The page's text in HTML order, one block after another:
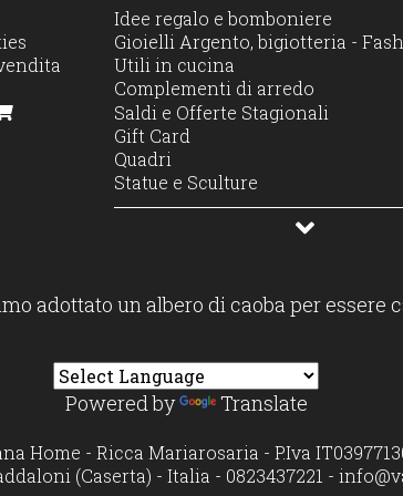
Idee regalo e bomboniere
Gioielli Argento, bigiotteria -
Utili in cucina
Complementi di arredo
Decorazione e Stile
Illuminazione e profumo
Accessori casa
Moda casa
Saldi e Offerte Stagionali
Gift Card
Quadri
Statue e Sculture
Profumatori diffusori e candele
adottato un albero di caoba per essere
Powered by Translate
Home - Ricca Mariarosaria - P.Iva
(Caserta) - Italia - 0823437221 -